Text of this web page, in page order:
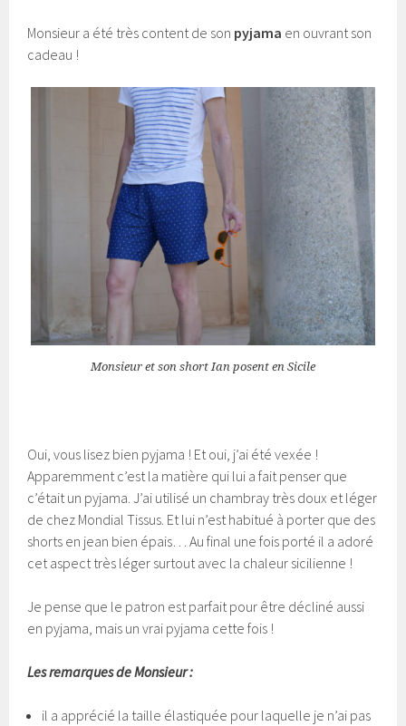
Monsieur a été très content de son pyjama en ouvrant son
cadeau !
Monsieur et son short Ian posent en Sicile
Oui, vous lisez bien pyjama ! Et oui, j’ai été vexée !
Apparemment c’est la matière qui lui a fait penser que
c’était un pyjama. J’ai utilisé un chambray très doux et léger
de chez Mondial Tissus. Et lui n’est habitué à porter que des
shorts en jean bien épais… Au final une fois porté il a adoré
cet aspect très léger surtout avec la chaleur sicilienne !
Je pense que le patron est parfait pour être décliné aussi
en pyjama, mais un vrai pyjama cette fois !
Les remarques de Monsieur :
il a apprécié la taille élastiquée pour laquelle je n’ai pas